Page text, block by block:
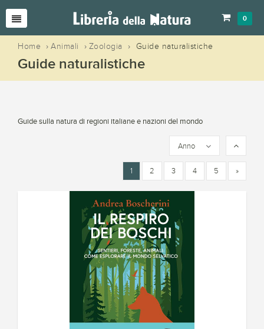
0
Home › Animali › Zoologia › Guide naturalistiche
Guide naturalistiche
Guide sulla natura di regioni italiane e nazioni del mondo
Anno
1 2 3 4 5 »